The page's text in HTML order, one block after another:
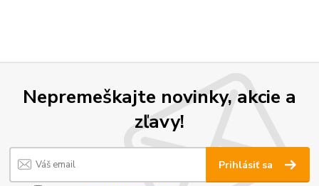
Nepremeškajte novinky, akcie a
zľavy!
Prihlásiť sa